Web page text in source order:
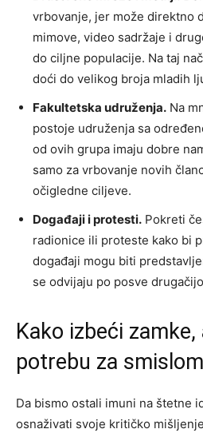
vrbovanje, jer može direktno
mimove, video sadržaje i
do ciljne populacije. Na taj
doći do velikog broja mladih
Fakultetska udruženja. Na
postoje udruženja sa
od ovih grupa imaju dobre
samo za vrbovanje novih
očigledne ciljeve.
Događaji i protesti. Pokreti
radionice ili proteste kako bi
događaji mogu biti
se odvijaju po posve
Kako izbeći
potrebu za
Da bismo ostali imuni na štetne
osnaživati svoje kritičko